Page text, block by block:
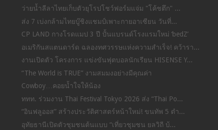
ว่ายน้ำลีลาไทยเก็บตัวยุโรปโชว์ฟอร์มแจ่ม "โค้ชตึก" ...
ส่ง 7 เบ่งกล้ามไทยบู๊ชิงแชมป์เพาะกายอาเซียน วันที่...
CP LAND กางโรดแมป 3 ปี ปั้นแบรนด์โรงแรมใหม่ ‘bedZ’
อเมริกันสแตนดาร์ด ฉลองทศวรรษแห่งความสำเร็จ! คว้ารา...
งานเปิดตัว โครงการ แข่งขันฟุตบอลนักเรียน HISENSE Y...
“The World is TRUE” งามสมมงอย่างมีคุณค่า
Cowboy…คอยน้ำใจให้น้อง
ททท. ร่วมงาน Thai Festival Tokyo 2026 ส่ง “Thai Po...
“อินฟลูออส” สร้างประวัติศาสตร์หน้าใหม่! ขนทัพ 5 ตำ...
อุทัยธานีเปิดตัวชุมชนต้นแบบ “เที่ยวชุมชน ยลวิถี บ้...